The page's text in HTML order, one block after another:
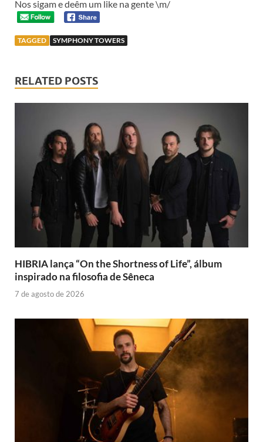
Nos sigam e deêm um like na gente \m/
TAGGED SYMPHONY TOWERS
RELATED POSTS
HIBRIA lança “On the Shortness of Life”, álbum
inspirado na filosofia de Sêneca
7 de agosto de 2026